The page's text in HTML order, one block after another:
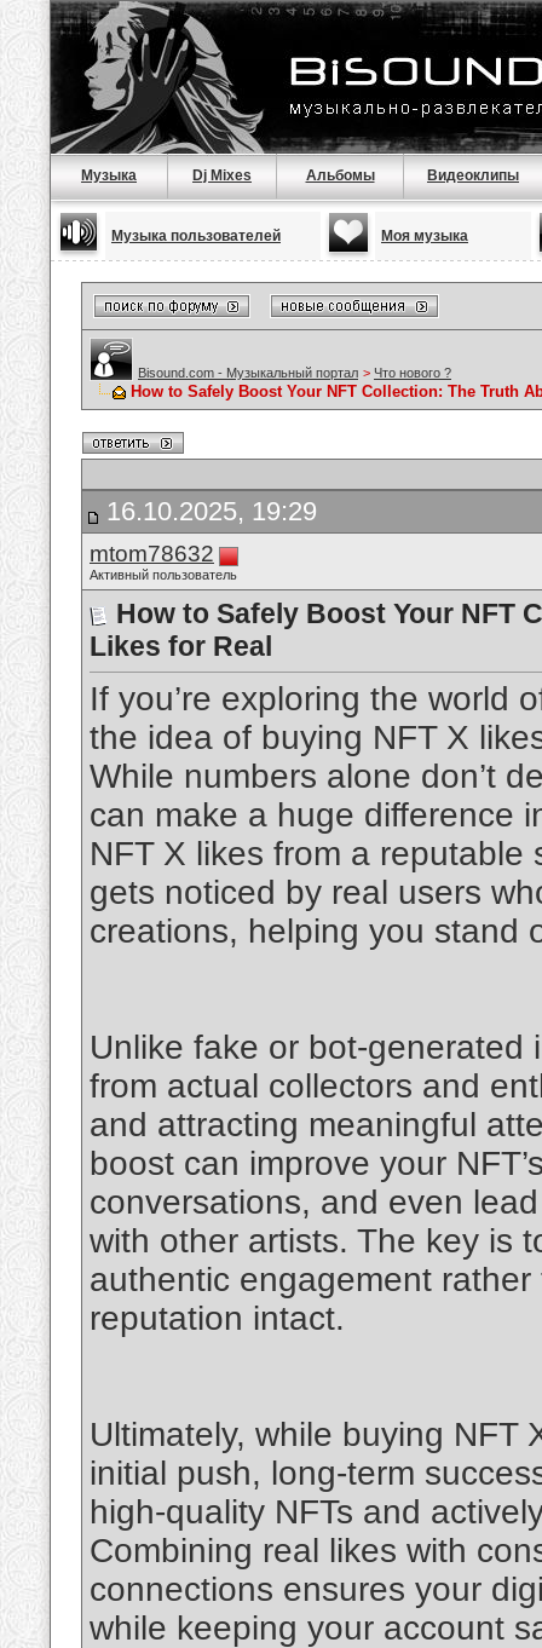
Музыка Dj Mixes Альбомы Видеоклипы
Музыка пользователей Моя музыка
Bisound.com - Музыкальный портал > Что нового ?
How to Safely Boost Your NFT Collection: The Truth
16.10.2025, 19:29
mtom78632
Активный пользователь
How to Safely Boost Your NFT
Likes for Real
If you’re exploring the world
the idea of buying NFT X
While numbers alone don’t
can make a huge difference
NFT X likes from a
gets noticed by real users
creations, helping you stand
Unlike fake or bot-
from actual collectors and
and attracting meaningful
boost can improve your
conversations, and even
with other artists. The key is
authentic engagement
reputation intact.
Ultimately, while buying NFT
initial push, long-term
high-quality NFTs and
Combining real likes with
connections ensures your
while keeping your account